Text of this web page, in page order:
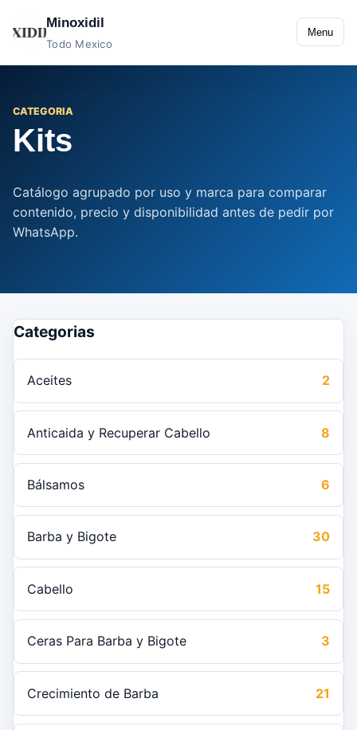
Minoxidil
Todo Mexico
Menu
CATEGORIA
Kits
Catálogo agrupado por uso y marca para comparar
contenido, precio y disponibilidad antes de pedir por
WhatsApp.
Categorias
Aceites 2
Anticaida y Recuperar Cabello 8
Bálsamos 6
Barba y Bigote 30
Cabello 15
Ceras Para Barba y Bigote 3
Crecimiento de Barba 21